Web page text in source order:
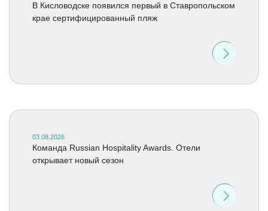
В Кисловодске появился первый в Ставропольском
крае сертифицированный пляж
03.08.2026
Команда Russian Hospitality Awards. Отели
открывает новый сезон